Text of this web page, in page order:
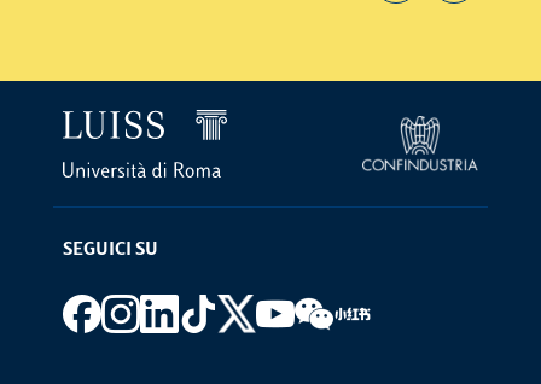
SEGUICI SU
Footer social